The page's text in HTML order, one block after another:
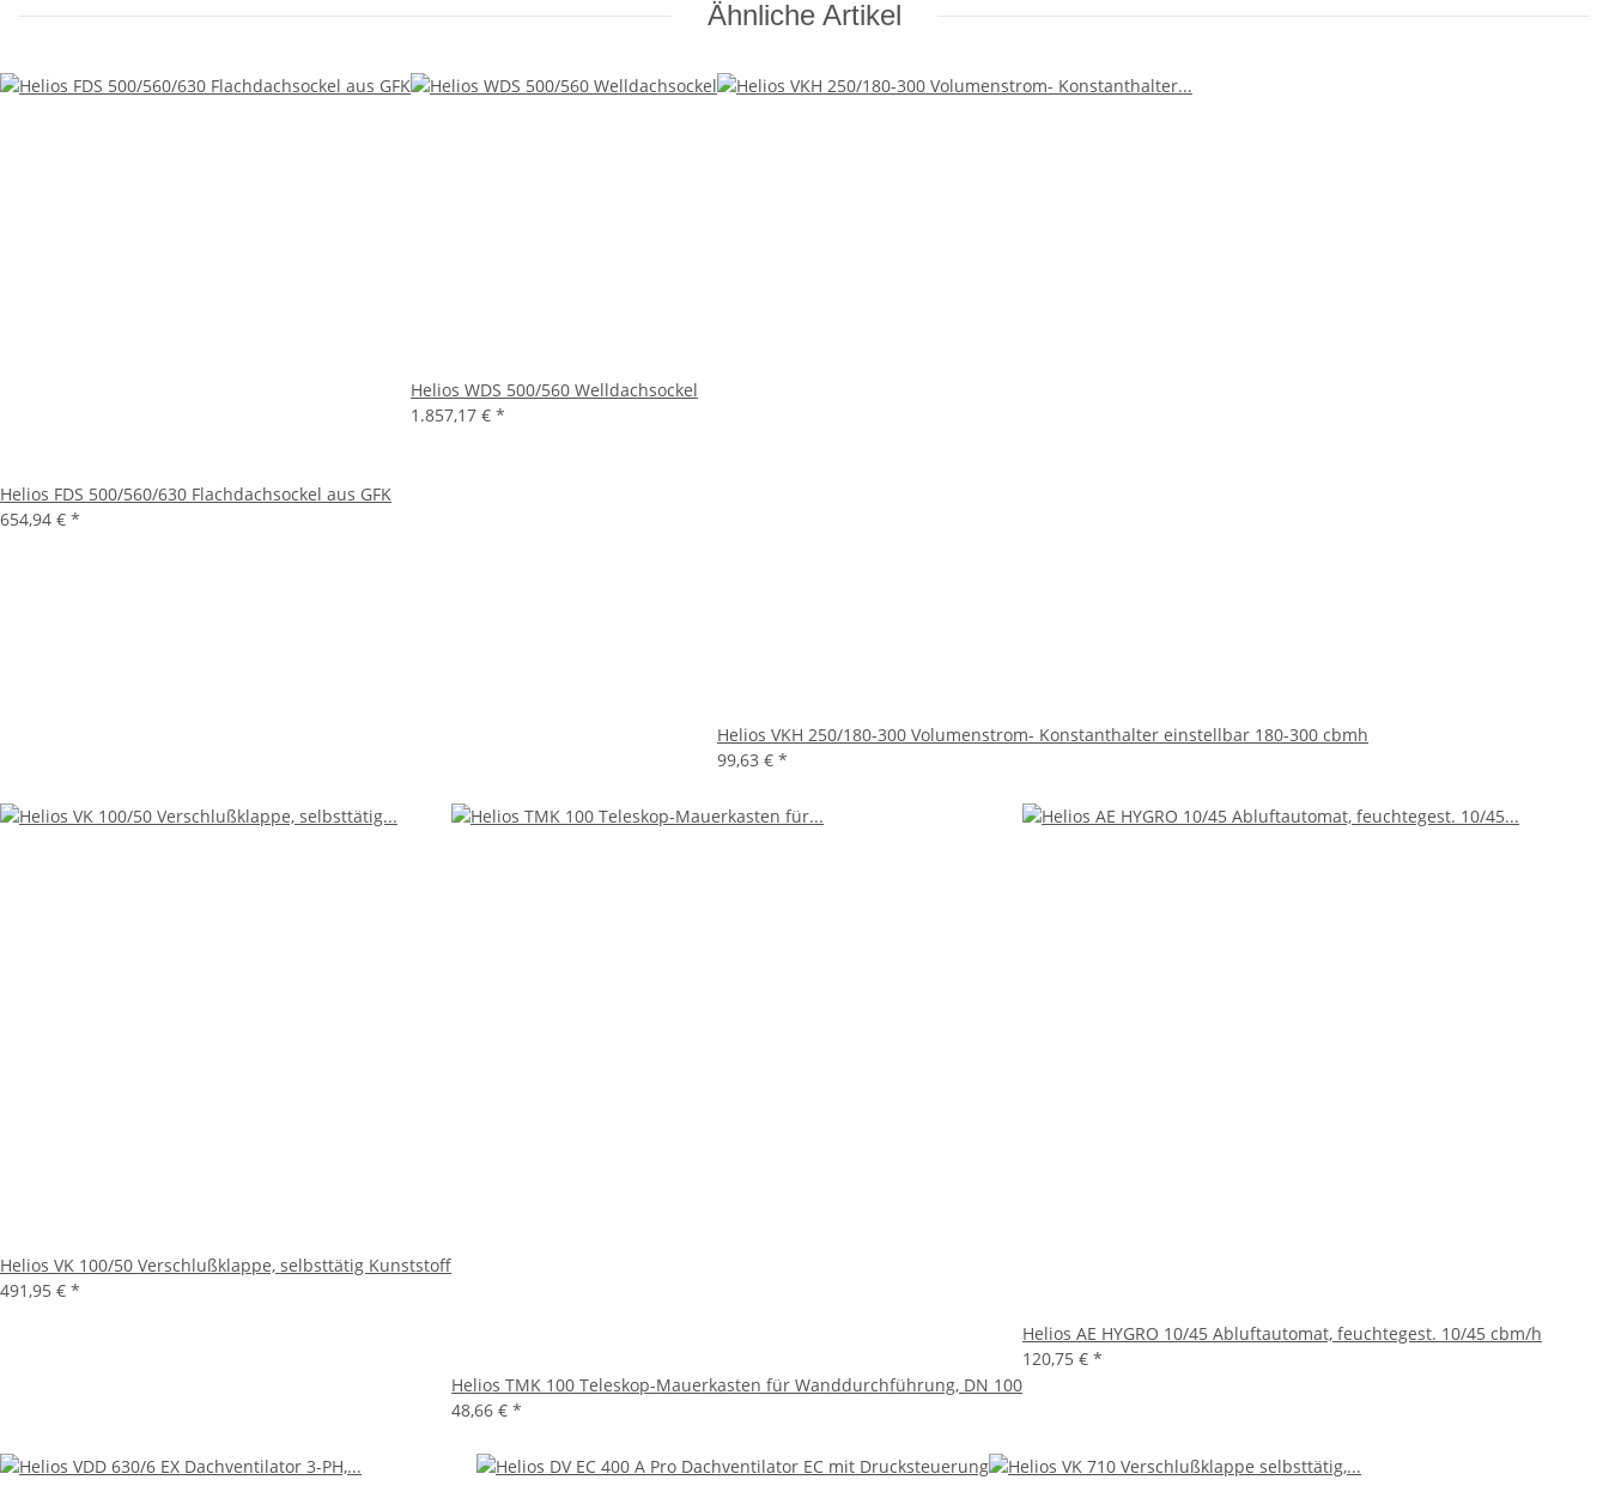
Ähnliche Artikel
Helios FDS 500/560/630 Flachdachsockel aus GFK
654,94 € *
Helios WDS 500/560 Welldachsockel
1.857,17 € *
Helios VKH 250/180-300 Volumenstrom- Konstanthalter einstellbar 180-300 cbmh
99,63 € *
Helios VK 100/50 Verschlußklappe, selbsttätig Kunststoff
491,95 € *
Helios TMK 100 Teleskop-Mauerkasten für Wanddurchführung, DN 100
48,66 € *
Helios AE HYGRO 10/45 Abluftautomat, feuchtegest. 10/45 cbm/h
120,75 € *